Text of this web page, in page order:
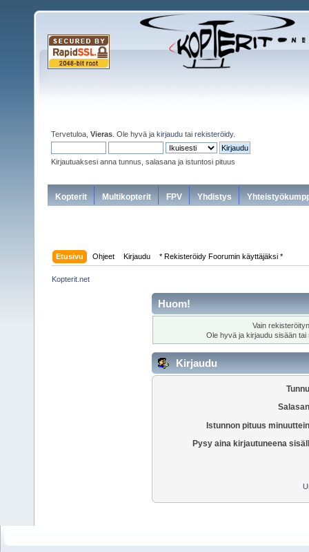
Tervetuloa, Vieras . Ole hyvä ja kirjaudu tai rekisteröidy.
Kirjautuaksesi anna tunnus, salasana ja istuntosi pituus
Kopterit Multikopterit FPV Yhdistys
Etusivu Ohjeet Kirjaudu * Rekisteröidy Foorumin käyttäjäksi *
Kopterit.net
Huom!
Vain
Ole hyvä ja kirjaudu sisään tai
Kirjaudu
Istunnon pituus
Pysy aina kirjautuneena